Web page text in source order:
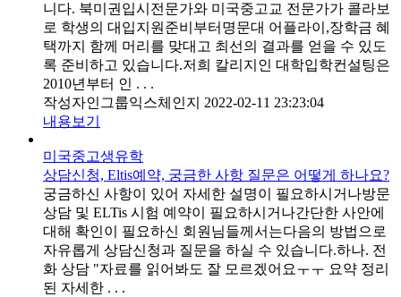
니다. 북미권입시전문가와 미국중고교 전문가가 콜라보
로 학생의 대입지원준비부터명문대 어플라이,장학금 혜
택까지 함께 머리를 맞대고 최선의 결과를 얻을 수 있도
록 준비하고 있습니다.저희 칼리지인 대학입학컨설팅은
2010년부터 인 . . .
작성자인그룹익스체인지
2022-02-11 23:23:04
내용보기
미국중고생유학
상담신청, Eltis예약, 궁금한 사항 질문은 어떻게 하나요?
궁금하신 사항이 있어 자세한 설명이 필요하시거나방문
상담 및 ELTis 시험 예약이 필요하시거나간단한 사안에
대해 확인이 필요하신 회원님들께서는다음의 방법으로
자유롭게 상담신청과 질문을 하실 수 있습니다.하나. 전
화 상담 "자료를 읽어봐도 잘 모르겠어요ㅜㅜ 요약 정리
된 자세한 . . .